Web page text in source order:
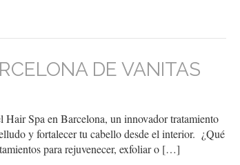
DE VANITAS
Hair Spa en Barcelona, un innovador tratamiento
y fortalecer tu cabello desde el interior. ¿Qué
para rejuvenecer, exfoliar o […]